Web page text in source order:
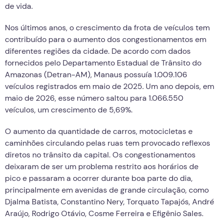
de vida.
Nos últimos anos, o crescimento da frota de veículos tem
contribuído para o aumento dos congestionamentos em
diferentes regiões da cidade. De acordo com dados
fornecidos pelo Departamento Estadual de Trânsito do
Amazonas (Detran-AM), Manaus possuía 1.009.106
veículos registrados em maio de 2025. Um ano depois, em
maio de 2026, esse número saltou para 1.066.550
veículos, um crescimento de 5,69%.
O aumento da quantidade de carros, motocicletas e
caminhões circulando pelas ruas tem provocado reflexos
diretos no trânsito da capital. Os congestionamentos
deixaram de ser um problema restrito aos horários de
pico e passaram a ocorrer durante boa parte do dia,
principalmente em avenidas de grande circulação, como
Djalma Batista, Constantino Nery, Torquato Tapajós, André
Araújo, Rodrigo Otávio, Cosme Ferreira e Efigênio Sales.